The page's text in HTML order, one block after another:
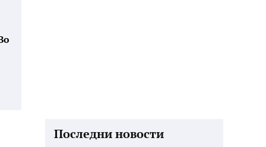
Последни новости